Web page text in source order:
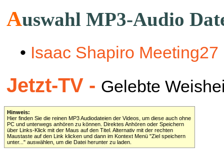
Auswahl MP3-Audio
• Isaac Shapiro Meeting27
Jetzt-TV - Gelebte
Hinweis:
Hier finden Sie die reinen MP3 Audiodateien der Videos, um diese auch ohne
PC und unterwegs anhören zu können. Direktes Anhören oder Speichern
über Links-Klick mit der Maus auf den Titel. Alternativ mit der rechten
Maustaste auf den Link klicken und dann im Kontext Menü "Ziel speichern
unter..." auswählen, um die Datei herunter zu laden.